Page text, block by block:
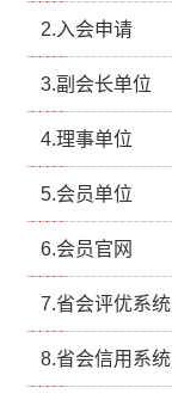
2.入会申请
3.副会长单位
4.理事单位
5.会员单位
6.会员官网
7.省会评优系统
8.省会信用系统